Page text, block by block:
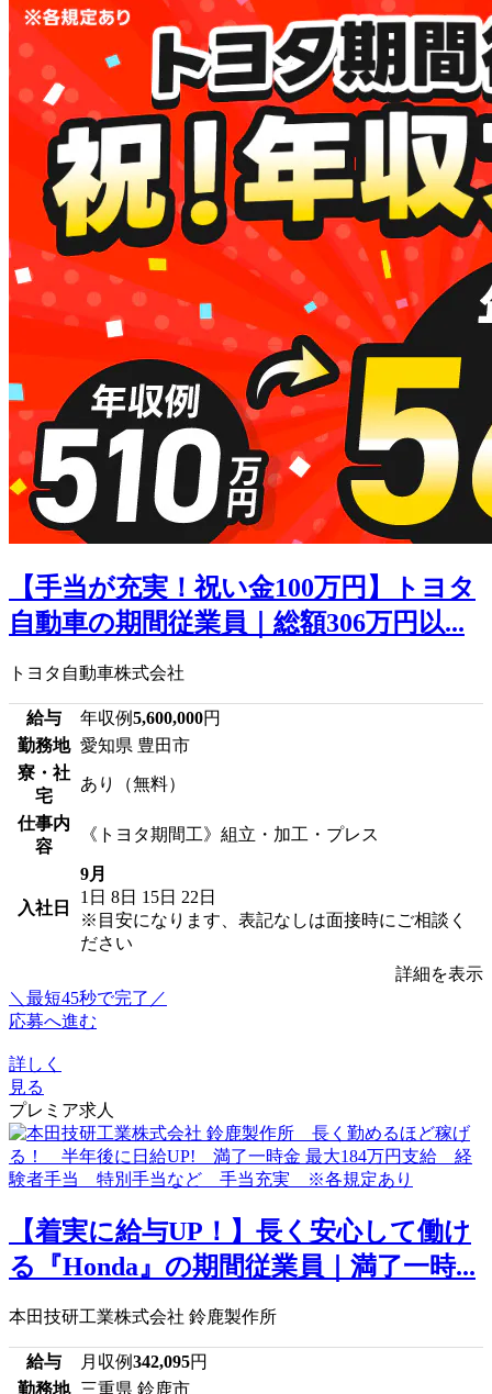
【手当が充実！祝い金100万円】トヨタ
自動車の期間従業員｜総額306万円以...
トヨタ自動車株式会社
給与 年収例5,600,000円
勤務地 愛知県 豊田市
寮・社
宅
あり（無料）
仕事内
容
《トヨタ期間工》組立・加工・プレス
入社日
9月
1日 8日 15日 22日
※目安になります、表記なしは面接時にご相談く
ださい
詳細を表示
＼最短45秒で完了／
応募へ進む
詳しく
見る
プレミア求人
【着実に給与UP！】長く安心して働け
る『Honda』の期間従業員｜満了一時...
本田技研工業株式会社 鈴鹿製作所
給与 月収例342,095円
勤務地 三重県 鈴鹿市